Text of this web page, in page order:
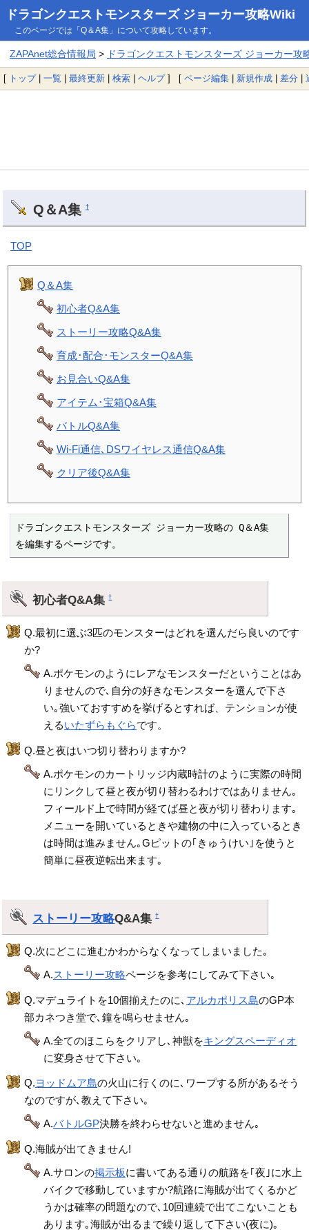
ドラゴンクエストモンスターズ ジョーカー攻略Wiki
このページでは「Q＆A集」について攻略しています。
ZAPAnet総合情報局 > ドラゴンクエストモンスターズ ジョーカー攻
[ トップ| 一覧 | 最終更新 | 検索 | ヘルプ] [ ページ編集 | 新規作成 | 差分 |
Q＆A集 †
TOP
Q＆A集
初心者Q&A集
ストーリー攻略Q&A集
育成･配合･モンスターQ&A集
お見合いQ&A集
アイテム･宝箱Q&A集
バトルQ&A集
Wi-Fi通信､DSワイヤレス通信Q&A集
クリア後Q&A集
ドラゴンクエストモンスターズ ジョーカー攻略の Q＆A集
を編集するページです。
初心者Q&A集†
Q.最初に選ぶ3匹のモンスターはどれを選んだら良いのです
か?
A.ポケモンのようにレアなモンスターだということはあ
りませんので､自分の好きなモンスターを選んで下さ
い｡強いておすすめを挙げるとすれば、テンションが使
えるいたずらもぐらです。
Q.昼と夜はいつ切り替わりますか?
A.ポケモンのカートリッジ内蔵時計のように実際の時間
にリンクして昼と夜が切り替わるわけではありません｡
フィールド上で時間が経てば昼と夜が切り替わります｡
メニューを開いているときや建物の中に入っているとき
は時間は進みません｡Gピットの｢きゅうけい｣を使うと
簡単に昼夜逆転出来ます｡
ストーリー攻略Q&A集†
Q.次にどこに進むかわからなくなってしまいました｡
A.ストーリー攻略ページを参考にしてみて下さい｡
Q.マデュライトを10個揃えたのに､ アルカポリス島のGP本
部カネつき堂で､鐘を鳴らせません｡
A.全てのほこらをクリアし､神獣をキングスペーディオ
に変身させて下さい｡
Q.ヨッドムア島の火山に行くのに､ワープする所があるそう
なのですが､教えて下さい｡
A.バトルGP決勝を終わらせないと進めません｡
Q.海賊が出てきません!
A.サロンの掲示板に書いてある通りの航路を｢夜｣に水上
バイクで移動していますか?航路に海賊が出てくるかど
うかは確率の問題なので､10回連続で出てこないことも
あります｡海賊が出るまで繰り返して下さい(夜に)｡